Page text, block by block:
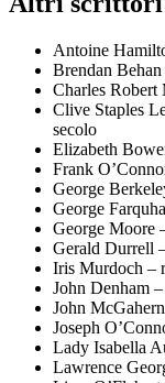
Antoine
Brendan Behan
Charles
Clive Staples
secolo
Elizabeth
Frank
George
George
George Moore
Gerald Durrell
Iris Murdoch –
John Denham
John
Joseph
Lady Isabella
Lawrence